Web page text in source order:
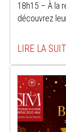
18h15 – À la
découvrez
LIRE LA